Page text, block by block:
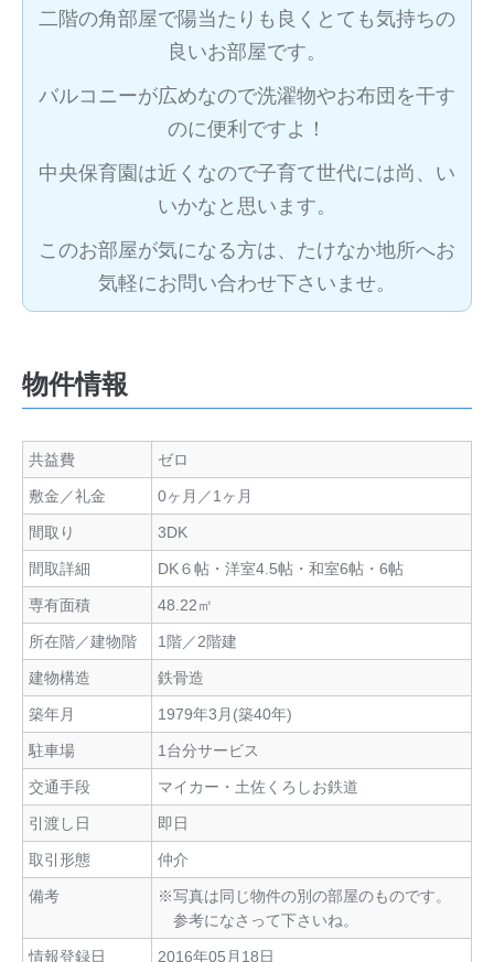
二階の角部屋で陽当たりも良くとても気持ちの
良いお部屋です。
バルコニーが広めなので洗濯物やお布団を干す
のに便利ですよ！
中央保育園は近くなので子育て世代には尚、い
いかなと思います。
このお部屋が気になる方は、たけなか地所へお
気軽にお問い合わせ下さいませ。
物件情報
共益費 ゼロ
敷金／礼金 0ヶ月／1ヶ月
間取り 3DK
間取詳細 DK６帖・洋室4.5帖・和室6帖・6帖
専有面積 48.22㎡
所在階／建物階 1階／2階建
建物構造 鉄骨造
築年月 1979年3月(築40年)
駐車場 1台分サービス
交通手段 マイカー・土佐くろしお鉄道
引渡し日 即日
取引形態 仲介
備考
※写真は同じ物件の別の部屋のものです。
参考になさって下さいね。
情報登録日 2016年05月18日